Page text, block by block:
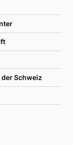
Schweiz